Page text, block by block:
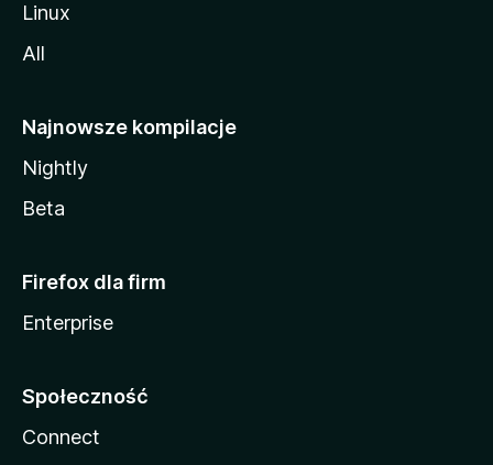
Linux
All
Najnowsze kompilacje
Nightly
Beta
Firefox dla firm
Enterprise
Społeczność
Connect